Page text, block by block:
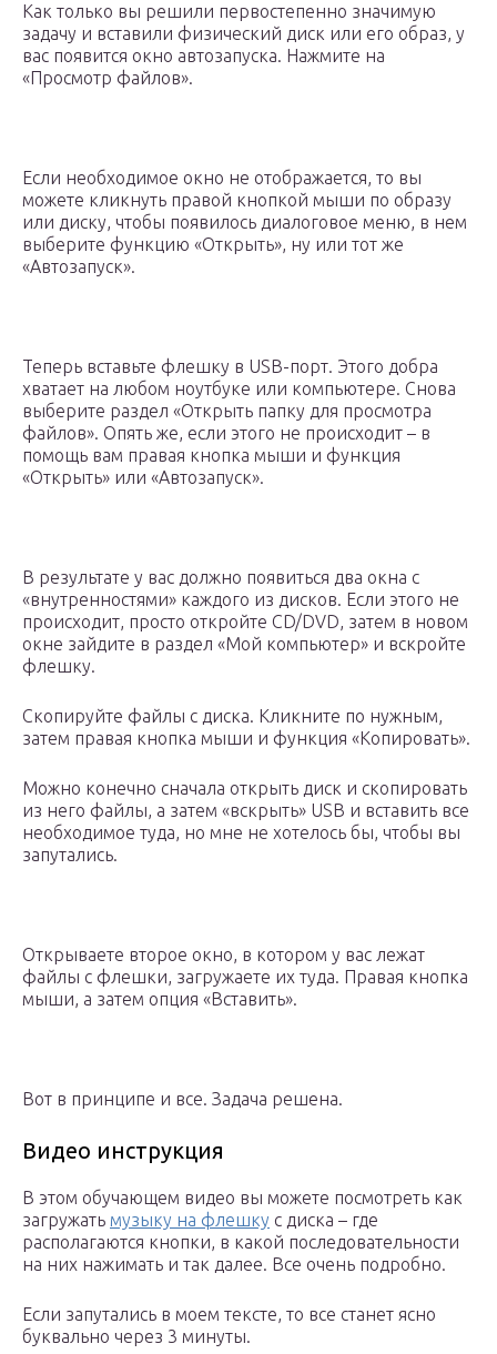
Как только вы решили первостепенно значимую
задачу и вставили физический диск или его образ, у
вас появится окно автозапуска. Нажмите на
«Просмотр файлов».
Если необходимое окно не отображается, то вы
можете кликнуть правой кнопкой мыши по образу
или диску, чтобы появилось диалоговое меню, в нем
выберите функцию «Открыть», ну или тот же
«Автозапуск».
Теперь вставьте флешку в USB-порт. Этого добра
хватает на любом ноутбуке или компьютере. Снова
выберите раздел «Открыть папку для просмотра
файлов». Опять же, если этого не происходит – в
помощь вам правая кнопка мыши и функция
«Открыть» или «Автозапуск».
В результате у вас должно появиться два окна с
«внутренностями» каждого из дисков. Если этого не
происходит, просто откройте CD/DVD, затем в новом
окне зайдите в раздел «Мой компьютер» и вскройте
флешку.
Скопируйте файлы с диска. Кликните по нужным,
затем правая кнопка мыши и функция «Копировать».
Можно конечно сначала открыть диск и скопировать
из него файлы, а затем «вскрыть» USB и вставить все
необходимое туда, но мне не хотелось бы, чтобы вы
запутались.
Открываете второе окно, в котором у вас лежат
файлы с флешки, загружаете их туда. Правая кнопка
мыши, а затем опция «Вставить».
Вот в принципе и все. Задача решена.
Видео инструкция
В этом обучающем видео вы можете посмотреть как
загружать музыку на флешку с диска – где
располагаются кнопки, в какой последовательности
на них нажимать и так далее. Все очень подробно.
Если запутались в моем тексте, то все станет ясно
буквально через 3 минуты.